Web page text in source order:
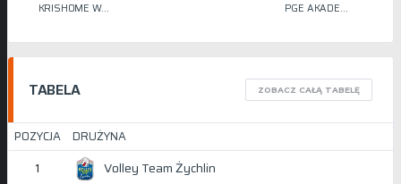
KRISHOME WRZEŚNIA PGE AKADEMIA SIATKÓWKI STILON
TABELA ZOBACZ CAŁĄ TABELĘ
POZYCJA
DRUŻYNA
1
Volley Team Żychlin